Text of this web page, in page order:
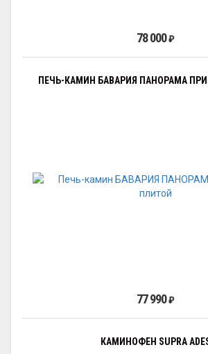
78 000₽
ПЕЧЬ-КАМИН БАВАРИЯ ПАНОРАМА
77 990₽
КАМИНОФЕН SUPRA